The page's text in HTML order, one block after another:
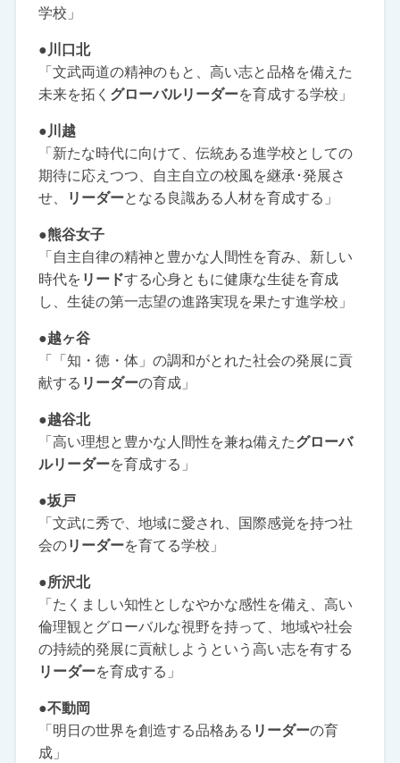
学校」
●川口北
「文武両道の精神のもと、高い志と品格を備えた
未来を拓く グローバルリーダーを育成する学校」
●川越
「新たな時代に向けて、伝統ある進学校としての
期待に応えつつ、自主自立の校風を継承･発展さ
せ、
リーダーとなる良識ある人材を育成する」
●熊谷女子
「自主自律の精神と豊かな人間性を育み、新しい
時代を リードする心身ともに健康な生徒を育成
し、生徒の第一志望の進路実現を果たす進学校」
●越ヶ谷
「「知・徳・体」の調和がとれた社会の発展に貢
献する リーダーの育成」
●越谷北
「高い理想と豊かな人間性を兼ね備えたグローバ
ルリーダーを育成する」
●坂戸
「文武に秀で、地域に愛され、国際感覚を持つ社
会のリーダーを育てる学校」
●所沢北
「たくましい知性としなやかな感性を備え、高い
倫理観とグローバルな視野を持って、地域や社会
の持続的発展に貢献しようという高い志を有する
リーダーを育成する」
●不動岡
「明日の世界を創造する品格ある リーダーの育
成」